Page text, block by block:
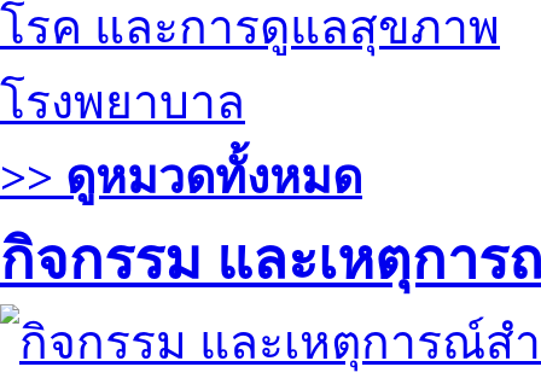
โรค และการดูแลสุขภาพ
โรงพยาบาล
>> ดูหมวดทั้งหมด
กิจกรรม และเหตุกา